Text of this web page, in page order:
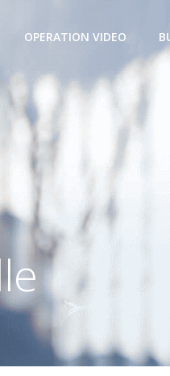
OPERATION VIDEO